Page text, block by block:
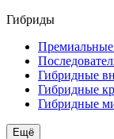
Гибриды
Гибридные
Гибридные
Гибридные
Ещё